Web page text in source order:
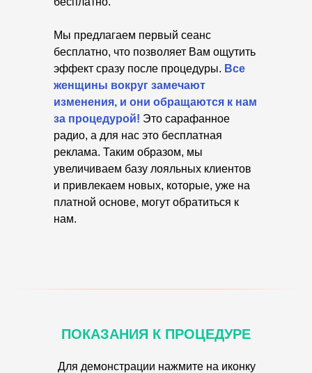
Мы предлагаем первый сеанс
бесплатно, что позволяет Вам ощутить
эффект сразу после процедуры. Все
женщины вокруг замечают
изменения, и они обращаются к нам
за процедурой! Это сарафанное
радио, а для нас это бесплатная
реклама. Таким образом, мы
увеличиваем базу лояльных клиентов
и привлекаем новых, которые, уже на
платной основе, могут обратиться к
нам.
ПОКАЗАНИЯ К ПРОЦЕДУРЕ
Для демонстрации нажмите на иконку